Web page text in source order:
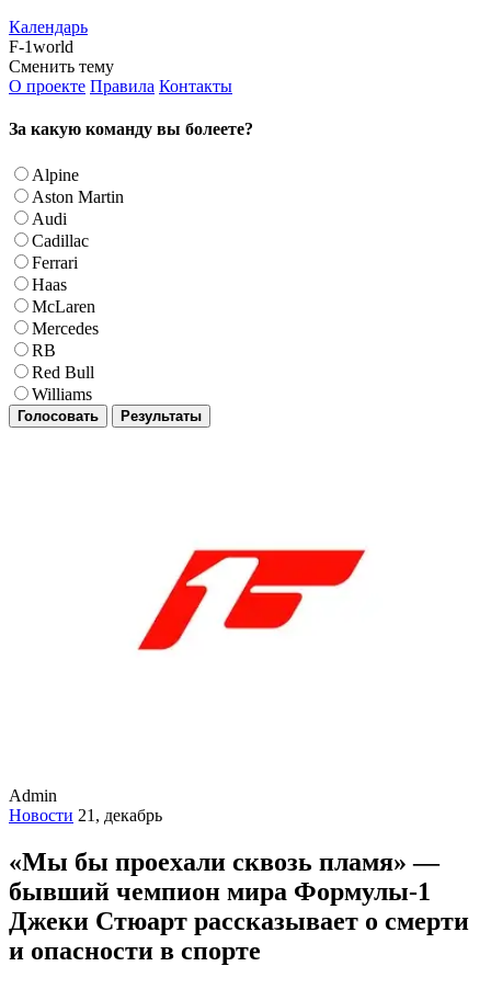
Календарь
F-1world
Сменить тему
О проекте Правила Контакты
За какую команду вы болеете?
Alpine
Aston Martin
Audi
Cadillac
Ferrari
Haas
McLaren
Mercedes
RB
Red Bull
Williams
Голосовать Результаты
Admin
Новости 21, декабрь
«Мы бы проехали сквозь пламя» —
бывший чемпион мира Формулы-1
Джеки Стюарт рассказывает о смерти
и опасности в спорте